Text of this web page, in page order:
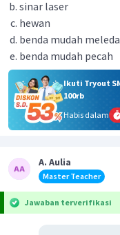
sinar laser
hewan
benda mudah
benda mudah pecah
Ikuti Tryout
100rb
Habis dalam
A. Aulia
Master Teacher
Jawaban terverifikasi